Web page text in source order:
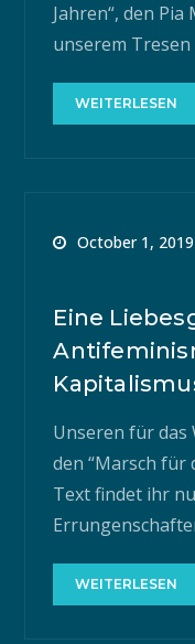
Jahren“, den Pia
unserem
WEITERLESEN
October 1, 2019
Eine
Unseren für das
den “Marsch für
Text findet ihr
WEITERLESEN